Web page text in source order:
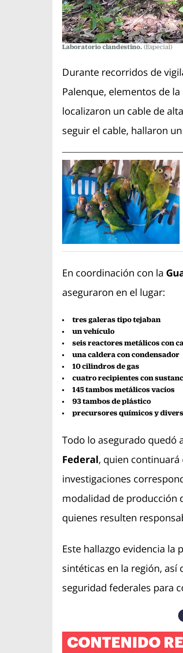
Laboratorio clandestino. (Especial)
Durante recorridos de
Palenque, elementos de la
localizaron un cable de
seguir el cable, hallaron
En coordinación con la
aseguraron en el lugar:
tres galeras tipo tejaban
un vehículo
seis reactores metálicos con
una caldera con condensador
10 cilindros de gas
cuatro recipientes con
145 tambos metálicos vacíos
93 tambos de plástico
precursores químicos y
Todo lo asegurado quedó
Federal, quien continuará
investigaciones
modalidad de producción
quienes resulten
Este hallazgo evidencia la
sintéticas en la región, así
seguridad federales para
CONTENIDO